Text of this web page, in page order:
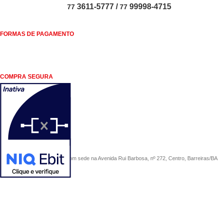
77 3611-5777 /77 99998-4715
FORMAS DE PAGAMENTO
COMPRA SEGURA
COMERCIAL SÃO PAULO, com sede na Avenida Rui Barbosa, nº 272, Centro, Barreiras/